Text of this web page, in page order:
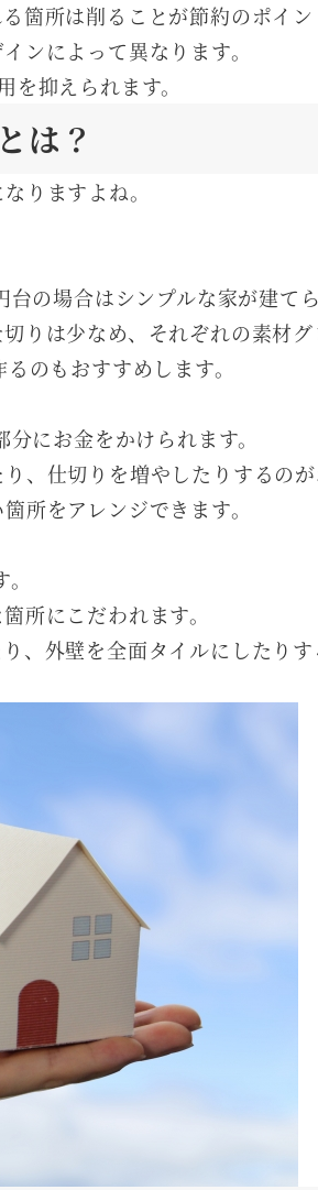
箇所は削ることが節約のポイン
ンによって異なります。
抑えられます。
は？
りますよね。
の場合はシンプルな家が建てら
りは少なめ、それぞれの素材グ
のもおすすめします。
にお金をかけられます。
、仕切りを増やしたりするのが
所をアレンジできます。
所にこだわれます。
、外壁を全面タイルにしたりす